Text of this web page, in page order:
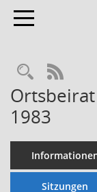
Toggle navigation
1983
Sitzungen